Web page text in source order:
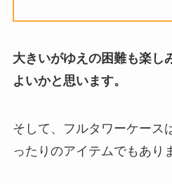
大きいがゆえの困難も楽し
よいかと思います。
そして、フルタワーケース
ったりのアイテムでもあり